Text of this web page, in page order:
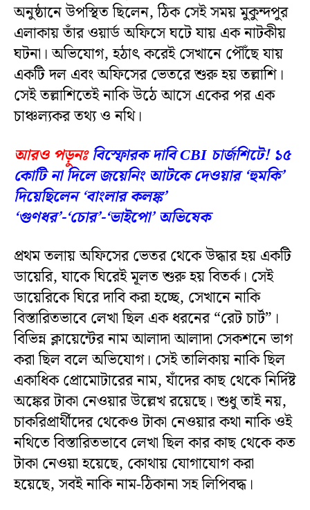
অনুষ্ঠানে উপস্থিত ছিলেন, ঠিক সেই সময় মুকুন্দপুর
এলাকায় তাঁর ওয়ার্ড অফিসে ঘটে যায় এক নাটকীয়
ঘটনা। অভিযোগ, হঠাৎ করেই সেখানে পৌঁছে যায়
একটি দল এবং অফিসের ভেতরে শুরু হয় তল্লাশি।
সেই তল্লাশিতেই নাকি উঠে আসে একের পর এক
চাঞ্চল্যকর তথ্য ও নথি।
আরও পড়ুনঃ বিস্ফোরক দাবি CBI চার্জশিটে! ১৫
কোটি না দিলে জয়েনিং আটকে দেওয়ার ‘হুমকি’
দিয়েছিলেন ‘বাংলার কলঙ্ক’
‘গুণধর’-‘চোর’-‘ভাইপো’ অভিষেক
প্রথম তলায় অফিসের ভেতর থেকে উদ্ধার হয় একটি
ডায়েরি, যাকে ঘিরেই মূলত শুরু হয় বিতর্ক। সেই
ডায়েরিকে ঘিরে দাবি করা হচ্ছে, সেখানে নাকি
বিস্তারিতভাবে লেখা ছিল এক ধরনের “রেট চার্ট”।
বিভিন্ন ক্লায়েন্টের নাম আলাদা আলাদা সেকশনে ভাগ
করা ছিল বলে অভিযোগ। সেই তালিকায় নাকি ছিল
একাধিক প্রোমোটারের নাম, যাঁদের কাছ থেকে নির্দিষ্ট
অঙ্কের টাকা নেওয়ার উল্লেখ রয়েছে। শুধু তাই নয়,
চাকরিপ্রার্থীদের থেকেও টাকা নেওয়ার কথা নাকি ওই
নথিতে বিস্তারিতভাবে লেখা ছিল কার কাছ থেকে কত
টাকা নেওয়া হয়েছে, কোথায় যোগাযোগ করা
হয়েছে, সবই নাকি নাম-ঠিকানা সহ লিপিবদ্ধ।